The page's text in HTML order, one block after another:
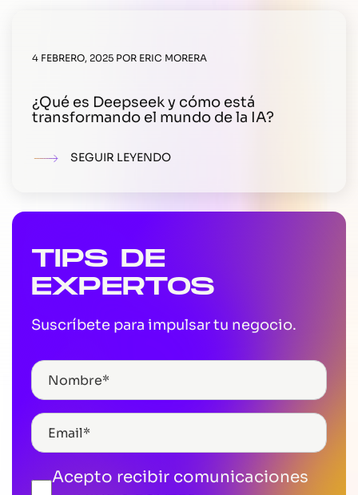
4 FEBRERO, 2025 POR ERIC MORERA
¿Qué es Deepseek y cómo está
transformando el mundo de la IA?
SEGUIR LEYENDO
TIPS DE
EXPERTOS
Suscríbete para impulsar tu negocio.
Acepto recibir comunicaciones